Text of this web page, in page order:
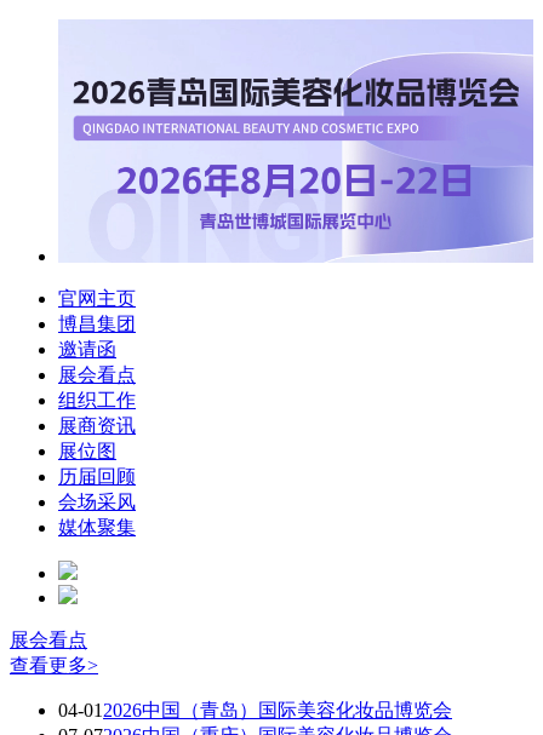
官网主页
博昌集团
邀请函
展会看点
组织工作
展商资讯
展位图
历届回顾
会场采风
媒体聚集
展会看点
查看更多>
04-012026中国（青岛）国际美容化妆品博览会